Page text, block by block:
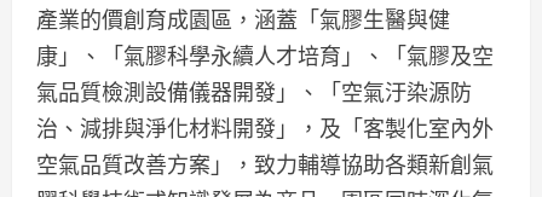
產業的價創育成園區，涵蓋「氣膠生醫與健
康」、「氣膠科學永續人才培育」、「氣膠及空
氣品質檢測設備儀器開發」、「空氣汙染源防
治、減排與淨化材料開發」，及「客製化室內外
空氣品質改善方案」，致力輔導協助各類新創氣